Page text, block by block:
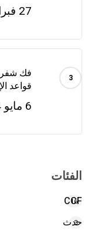
27 فبراير 2024
فك
قواعد
6 مايو 2024
الفئات
CCF
16
حدث
3